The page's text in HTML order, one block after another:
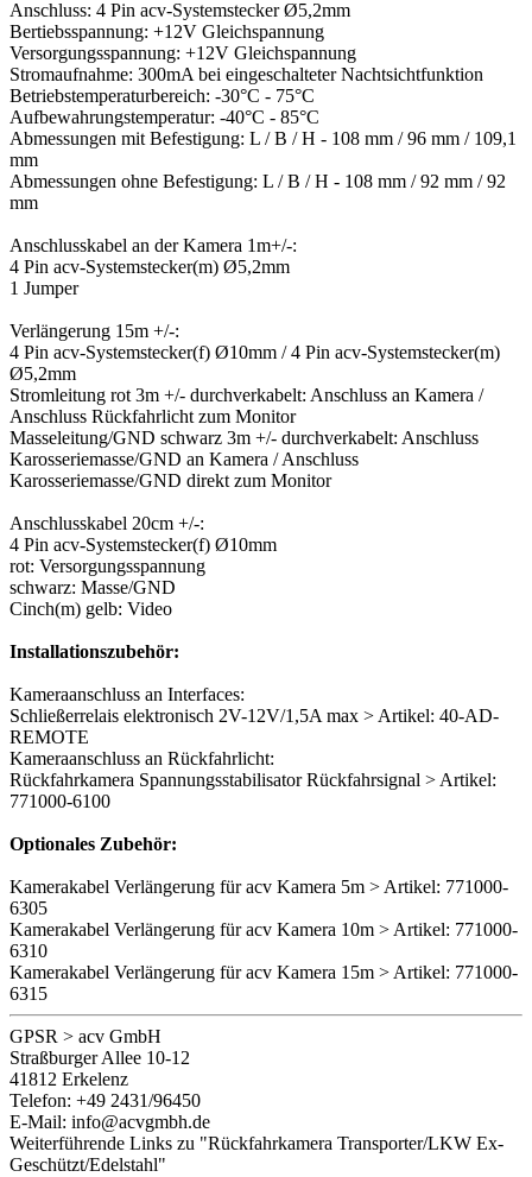
Anschluss: 4 Pin acv-Systemstecker Ø5,2mm
Bertiebsspannung: +12V Gleichspannung
Versorgungsspannung: +12V Gleichspannung
Stromaufnahme: 300mA bei eingeschalteter Nachtsichtfunktion
Betriebstemperaturbereich: -30°C - 75°C
Aufbewahrungstemperatur: -40°C - 85°C
Abmessungen mit Befestigung: L / B / H - 108 mm / 96 mm / 109,1
mm
Abmessungen ohne Befestigung: L / B / H - 108 mm / 92 mm / 92
mm
Anschlusskabel an der Kamera 1m+/-:
4 Pin acv-Systemstecker(m) Ø5,2mm
1 Jumper
Verlängerung 15m +/-:
4 Pin acv-Systemstecker(f) Ø10mm / 4 Pin acv-Systemstecker(m)
Ø5,2mm
Stromleitung rot 3m +/- durchverkabelt: Anschluss an Kamera /
Anschluss Rückfahrlicht zum Monitor
Masseleitung/GND schwarz 3m +/- durchverkabelt: Anschluss
Karosseriemasse/GND an Kamera / Anschluss
Karosseriemasse/GND direkt zum Monitor
Anschlusskabel 20cm +/-:
4 Pin acv-Systemstecker(f) Ø10mm
rot: Versorgungsspannung
schwarz: Masse/GND
Cinch(m) gelb: Video
Installationszubehör:
Kameraanschluss an Interfaces:
Schließerrelais elektronisch 2V-12V/1,5A max > Artikel: 40-AD-
REMOTE
Kameraanschluss an Rückfahrlicht:
Rückfahrkamera Spannungsstabilisator Rückfahrsignal > Artikel:
771000-6100
Optionales Zubehör:
Kamerakabel Verlängerung für acv Kamera 5m > Artikel: 771000-
6305
Kamerakabel Verlängerung für acv Kamera 10m > Artikel: 771000-
6310
Kamerakabel Verlängerung für acv Kamera 15m > Artikel: 771000-
6315
GPSR > acv GmbH
Straßburger Allee 10-12
41812 Erkelenz
Telefon: +49 2431/96450
E-Mail: info@acvgmbh.de
Weiterführende Links zu "Rückfahrkamera Transporter/LKW Ex-
Geschützt/Edelstahl"